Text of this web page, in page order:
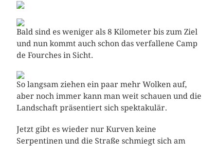
Bald sind es weniger als 8 Kilometer bis zum Ziel
und nun kommt auch schon das verfallene Camp
de Fourches in Sicht.
So langsam ziehen ein paar mehr Wolken auf,
aber noch immer kann man weit schauen und die
Landschaft präsentiert sich spektakulär.
Jetzt gibt es wieder nur Kurven keine
Serpentinen und die Straße schmiegt sich am